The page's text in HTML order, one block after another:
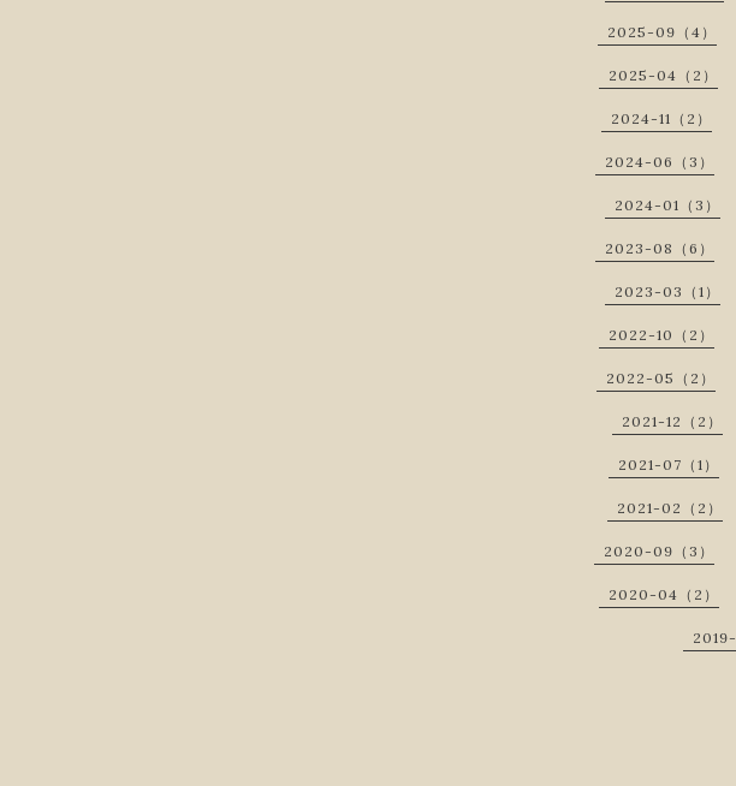
2025-09（4）
2025-04（2）
2024-11（2）
2024-06（3）
2024-01（3）
2023-08（6）
2023-03（1）
2022-10（2）
2022-05（2）
2021-12（2）
2021-07（1）
2021-02（2）
2020-09（3）
2020-04（2）
2019-